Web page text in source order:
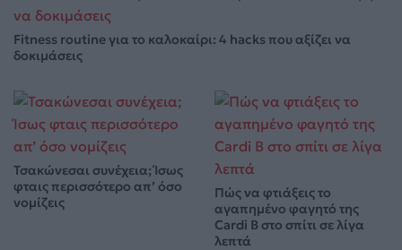
Fitness routine για το καλοκαίρι: 4 hacks που αξίζει να
δοκιμάσεις
Τσακώνεσαι συνέχεια; Ίσως
φταις περισσότερο απ’ όσο
νομίζεις
Πώς να φτιάξεις το
αγαπημένο φαγητό της
Cardi B στο σπίτι σε λίγα
λεπτά